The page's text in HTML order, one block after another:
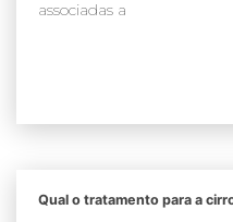
associadas a
Qual o tratamento para a